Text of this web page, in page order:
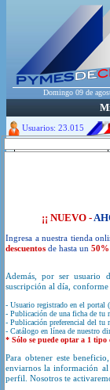
Domingo 09 de
Usuarios: 23.015
¡¡ NUEVO -
Ingresa a nuestra tienda
descuentos de hasta un 50%
Además, por ser usuario
suscripción al día, conforme
- Usuario registrado en el portal
- Publicación de una ficha de tu
- Publicación preferencial del tu
- Catálogo en línea de nuestro
* Sólo se puede optar a 1 tipo
Para obtener este
enviarnos la información
perfil. Nosotros te